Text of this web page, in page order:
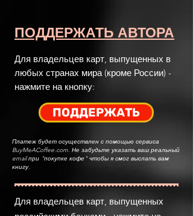
ПОДДЕРЖАТЬ АВТОРА
Для владельцев карт, выпущенных в
любых странах мира (кроме России) -
нажмите на кнопку:
ПОДДЕРЖАТЬ
Платеж будет осуществлен с помощью сервиса
BuyMeACoffee.com. Не забудьте указать ваш реальный
email при "покупке кофе" чтобы я смог выслать вам
книгу.
Для владельцев карт, выпущенных